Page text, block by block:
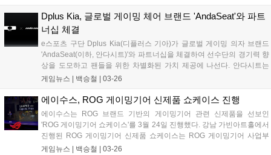
매한 고객에게 포켓몬 메타몽의 매력을 살린 굿즈가 증정된다. 행
사 대상 제품은 ALTO KEYS K98M, Keys-To-Go 2, K380S 키보
드와 POP MOUSE 등이다....
Dplus Kia, 글로벌 게이밍 체어 브랜드 'AndaSeat'와 파트
너십 체결
e스포츠 구단 Dplus Kia(디플러스 기아)가 글로벌 게이밍 의자 브랜드
'AndaSeat(이하, 안다시트)'와 파트너십을 체결하여 선수단의 경기력 향
상을 도모하고 팬들을 위한 차별화된 가치 제공에 나선다. 안다시트는
세계적인 e스포츠 팀들과 협업하며 입지를 다져온 글로벌 게이밍 체어
의 브랜드 가치에 주목해 이번 파트너십을 결정했다. Dplus Kia는 디자
이너 브랜드와의 협업을 통해 자체 브랜드 Dplus를 런칭하여 유니폼을
비롯한 다양한 의류 제품과 국내외 IP와 협업 제품을 출시하는 등 e스포
츠를 넘어 하나의 라이프스타일 브랜드로서 가능성을 입증해 왔다....
게임뉴스 | 백승철 03-26
에이수스, ROG 게이밍기어 신제품 쇼케이스 진행
에이수스는 ROG 브랜드 기반의 게이밍기어 관련 신제품을 선보인
'ROG 게이밍기어 쇼케이스'를 3월 24일 진행했다. 강남 가빈아트홀에서
진행된 ROG 게이밍기어 신제품 쇼케이스는 ROG 게이밍기어 사업부
총괄 크리스 황(Kris Huang)의 인사말을 시작으로 ROG(Republic of
게임뉴스 | 백승철 03-26